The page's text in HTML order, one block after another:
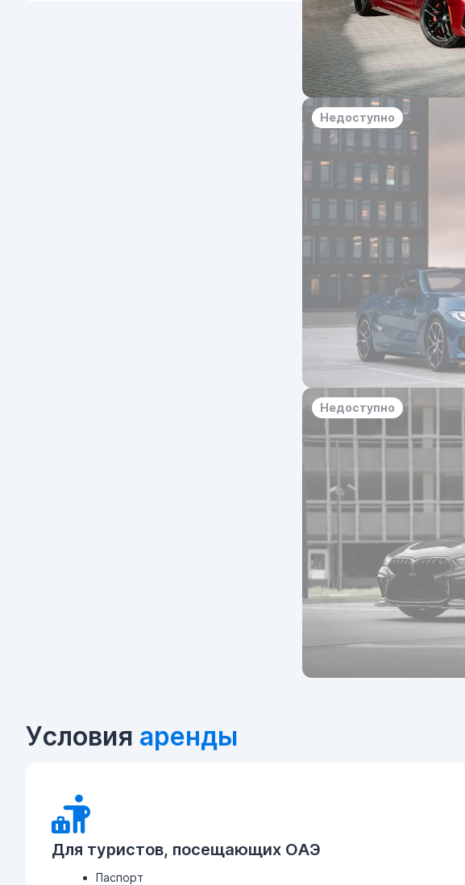
Недоступно
Недоступно
Условия аренды
Для туристов, посещающих ОАЭ
Паспорт